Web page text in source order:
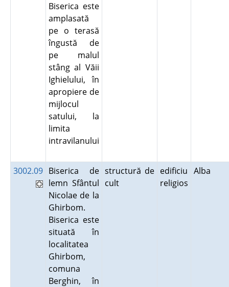
Biserica este
amplasată
pe o terasă
îngustă de
pe malul
stâng al Văii
Ighielului, în
apropiere de
mijlocul
satului, la
limita
intravilanului
3002.09 Biserica de
lemn Sfântul
Nicolae de la
Ghirbom.
Biserica este
situată în
localitatea
Ghirbom,
comuna
Berghin, în
structură de
cult
edificiu
religios
Alba